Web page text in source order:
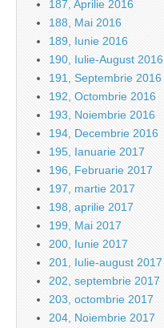
187, Aprilie 2016
188, Mai 2016
189, Iunie 2016
190, Iulie-August 2016
191, Septembrie 2016
192, Octombrie 2016
193, Noiembrie 2016
194, Decembrie 2016
195, Ianuarie 2017
196, Februarie 2017
197, martie 2017
198, aprilie 2017
199, Mai 2017
200, Iunie 2017
201, Iulie-august 2017
202, septembrie 2017
203, octombrie 2017
204, Noiembrie 2017